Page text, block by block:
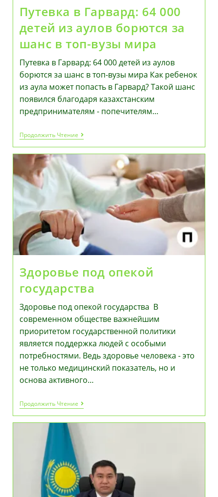
Путевка в Гарвард: 64 000
детей из аулов борются за
шанс в топ-вузы мира
Путевка в Гарвард: 64 000 детей из аулов
борются за шанс в топ-вузы мира Как ребенок
из аула может попасть в Гарвард? Такой шанс
появился благодаря казахстанским
предпринимателям - попечителям…
Продолжить ЧтениеПутевка
В
Гарвард:
Детей
Из
Аулов
Борются
За
Шанс
В
Топ-
Вузы
Мира
Здоровье под опекой
государства
Здоровье под опекой государства В
современном обществе важнейшим
приоритетом государственной политики
является поддержка людей с особыми
потребностями. Ведь здоровье человека - это
не только медицинский показатель, но и
основа активного…
Продолжить ЧтениеЗдоровье
Под
Опекой